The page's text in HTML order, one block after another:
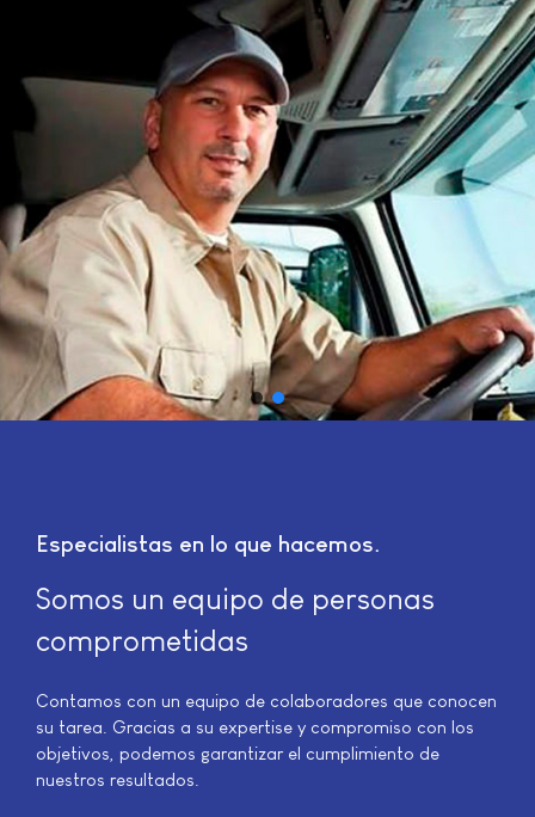
Especialistas en lo que hacemos
Somos un equipo de personas
comprometidas
Contamos con un equipo de colaboradores que conocen
su tarea. Gracias a su expertise y compromiso con los
objetivos, podemos garantizar el cumplimiento de
nuestros resultados.